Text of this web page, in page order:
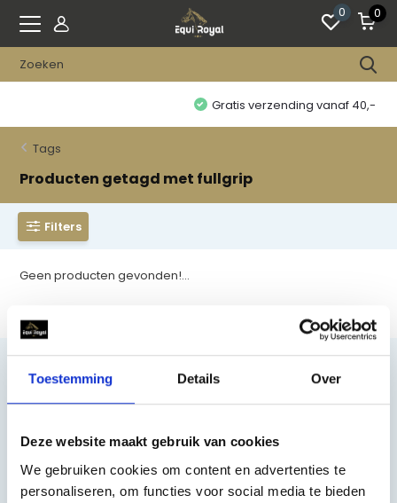
Toestemming Details Over
Deze website maakt gebruik van cookies
We gebruiken cookies om content en advertenties te
personaliseren, om functies voor social media te bieden
0 0
Gratis verzending vanaf 40,-
Tags
Producten getagd met fullgrip
Filters
Geen producten gevonden!...
085 002 0715